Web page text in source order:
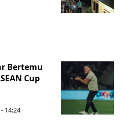
Bertemu
Cup
14:24